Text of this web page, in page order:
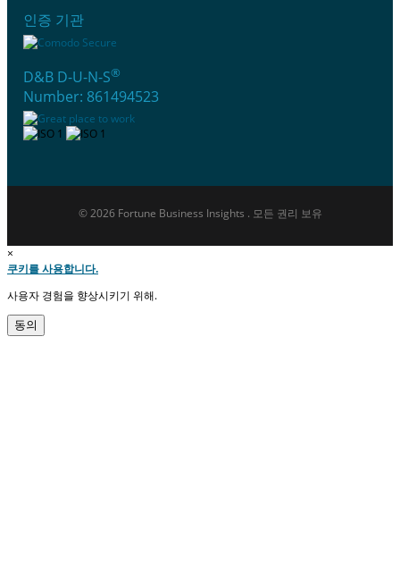
인증 기관
D&B D-U-N-S®
Number: 861494523
© 2026 Fortune Business Insights . 모든 권리 보유
×
쿠키를 사용합니다.
사용자 경험을 향상시키기 위해.
동의